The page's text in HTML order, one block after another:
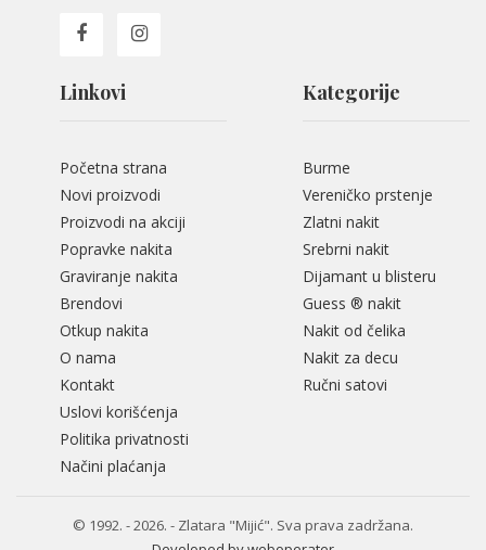
Linkovi
Početna strana
Novi proizvodi
Proizvodi na akciji
Popravke nakita
Graviranje nakita
Brendovi
Otkup nakita
O nama
Kontakt
Uslovi korišćenja
Politika privatnosti
Načini plaćanja
Kategorije
Burme
Vereničko prstenje
Zlatni nakit
Srebrni nakit
Dijamant u blisteru
Guess ® nakit
Nakit od čelika
Nakit za decu
Ručni satovi
© 1992. - 2026. - Zlatara "Mijić". Sva prava zadržana.